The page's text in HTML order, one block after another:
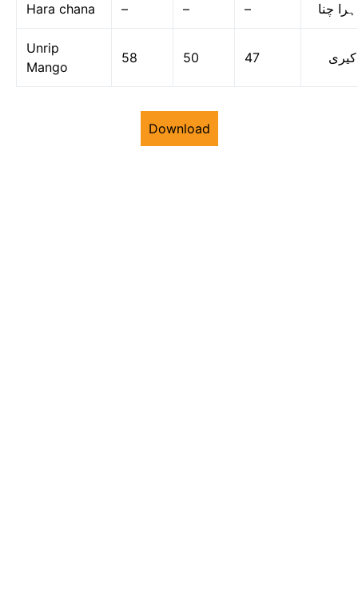
Hara chana – – – ہرا چنا
Unrip
Mango
58 50 47 کیری
Download